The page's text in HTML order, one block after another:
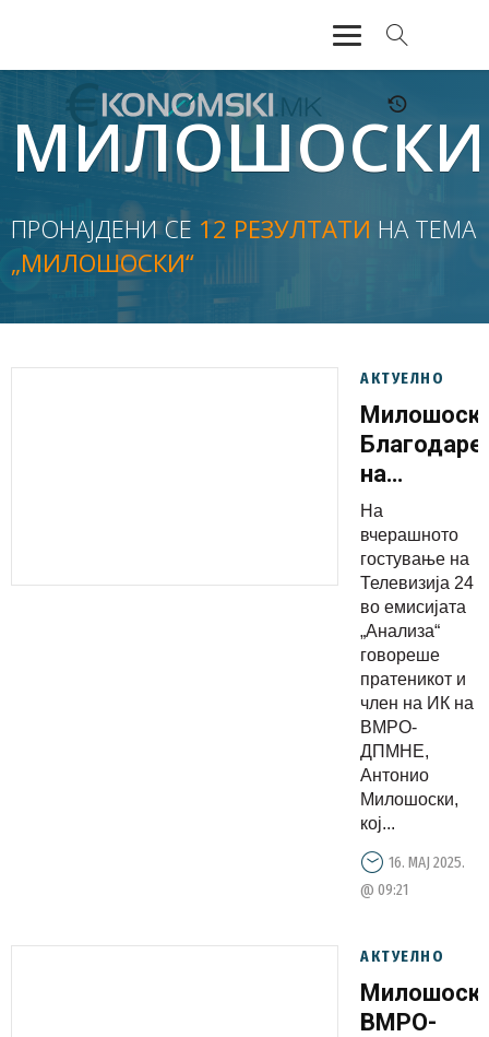
АКТУЕЛНО
ЕКОНОМИЈА
ФИНАНСИИ
БАНКАРСТВО
ЖИВОТ
МИЛОШОСКИ
ПРОНАЈДЕНИ СЕ 12 РЕЗУЛТАТИ НА ТЕМА
„МИЛОШОСКИ“
АКТУЕЛНО
на
на СДС,
е во
состојба
на
блокирани
преговори
со ЕУ
На
вчерашното
гостување на
Телевизија 24
во емисијата
„Анализа“
говореше
пратеникот и
член на ИК на
ВМРО-
ДПМНЕ,
Антонио
Милошоски,
кој...
16. МАЈ 2025.
@ 09:21
АКТУЕЛНО
ВМРО-